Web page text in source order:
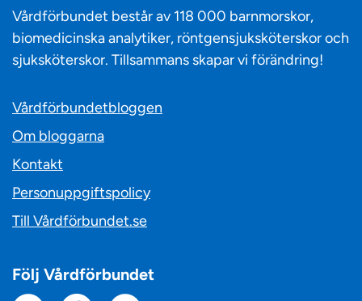
Vårdförbundet består av 118 000 barnmorskor,
biomedicinska analytiker, röntgensjuksköterskor och
sjuksköterskor. Tillsammans skapar vi förändring!
Vårdförbundetbloggen
Om bloggarna
Kontakt
Personuppgiftspolicy
Till Vårdförbundet.se
Följ Vårdförbundet